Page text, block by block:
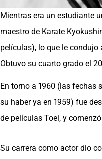
​Mientras era un estudiante
maestro de Karate
películas), lo que le condujo
Obtuvo su cuarto grado el
En torno a 1960 (las fechas
su haber ya en 1959) fue
de películas Toei, y
Su carrera como actor dio